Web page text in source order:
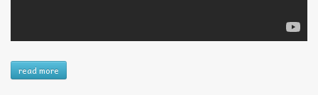
read more